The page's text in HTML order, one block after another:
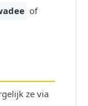
of
ze via